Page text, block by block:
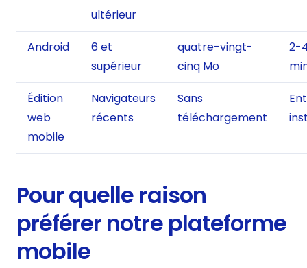
ultérieur
Android
6 et
supérieur
quatre-vingt-
cinq Mo
2-
Édition
web
mobile
Navigateurs
récents
Sans
téléchargement
Pour quelle raison
préférer notre plateforme
mobile